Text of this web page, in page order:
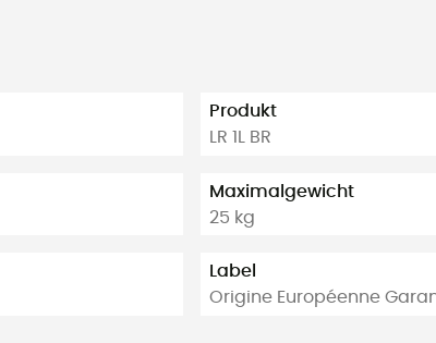
Produkt
LR 1L BR
Maximalgewicht
25 kg
Label
Origine Européenne